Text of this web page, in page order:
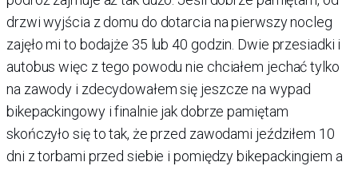
drzwi wyjścia z domu do dotarcia na pierwszy nocleg
zajęło mi to bodajże 35 lub 40 godzin. Dwie przesiadki i
autobus więc z tego powodu nie chciałem jechać tylko
na zawody i zdecydowałem się jeszcze na wypad
bikepackingowy i finalnie jak dobrze pamiętam
skończyło się to tak, że przed zawodami jeździłem 10
dni z torbami przed siebie i pomiędzy bikepackingiem a